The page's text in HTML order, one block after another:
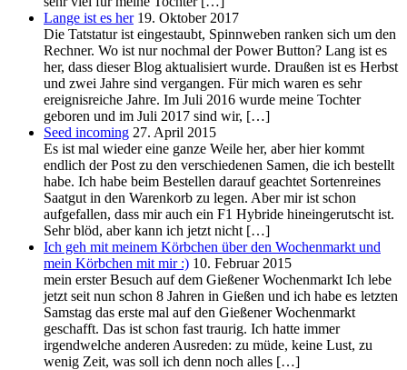
Lange ist es her 19. Oktober 2017
Die Tatstatur ist eingestaubt, Spinnweben ranken sich um den
Rechner. Wo ist nur nochmal der Power Button? Lang ist es
her, dass dieser Blog aktualisiert wurde. Draußen ist es Herbst
und zwei Jahre sind vergangen. Für mich waren es sehr
ereignisreiche Jahre. Im Juli 2016 wurde meine Tochter
geboren und im Juli 2017 sind wir, […]
Seed incoming 27. April 2015
Es ist mal wieder eine ganze Weile her, aber hier kommt
endlich der Post zu den verschiedenen Samen, die ich bestellt
habe. Ich habe beim Bestellen darauf geachtet Sortenreines
Saatgut in den Warenkorb zu legen. Aber mir ist schon
aufgefallen, dass mir auch ein F1 Hybride hineingerutscht ist.
Sehr blöd, aber kann ich jetzt nicht […]
Ich geh mit meinem Körbchen über den Wochenmarkt und
mein Körbchen mit mir :) 10. Februar 2015
mein erster Besuch auf dem Gießener Wochenmarkt Ich lebe
jetzt seit nun schon 8 Jahren in Gießen und ich habe es letzten
Samstag das erste mal auf den Gießener Wochenmarkt
geschafft. Das ist schon fast traurig. Ich hatte immer
irgendwelche anderen Ausreden: zu müde, keine Lust, zu
wenig Zeit, was soll ich denn noch alles […]